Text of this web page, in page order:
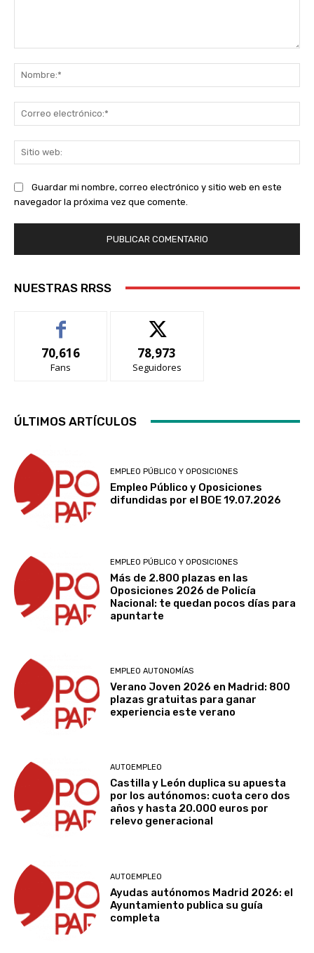
Guardar mi nombre, correo electrónico y sitio web en este
navegador la próxima vez que comente.
NUESTRAS RRSS
70,616
Fans
78,973
Seguidores
ÚLTIMOS ARTÍCULOS
EMPLEO PÚBLICO Y OPOSICIONES
Empleo Público y Oposiciones
difundidas por el BOE 19.07.2026
EMPLEO PÚBLICO Y OPOSICIONES
Más de 2.800 plazas en las
Oposiciones 2026 de Policía
Nacional: te quedan pocos días para
apuntarte
EMPLEO AUTONOMÍAS
Verano Joven 2026 en Madrid: 800
plazas gratuitas para ganar
experiencia este verano
AUTOEMPLEO
Castilla y León duplica su apuesta
por los autónomos: cuota cero dos
años y hasta 20.000 euros por
relevo generacional
AUTOEMPLEO
Ayudas autónomos Madrid 2026: el
Ayuntamiento publica su guía
completa